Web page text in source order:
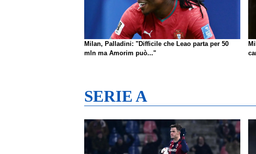
Milan, Palladini: "Difficile che Leao parta per 50
mln ma Amorim può..."
SERIE A